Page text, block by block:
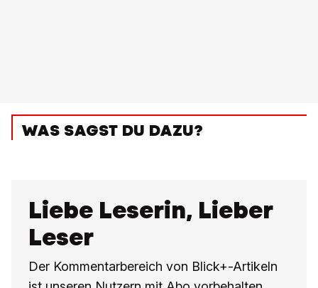
WAS SAGST DU DAZU?
Liebe Leserin, Lieber
Leser
Der Kommentarbereich von Blick+-Artikeln